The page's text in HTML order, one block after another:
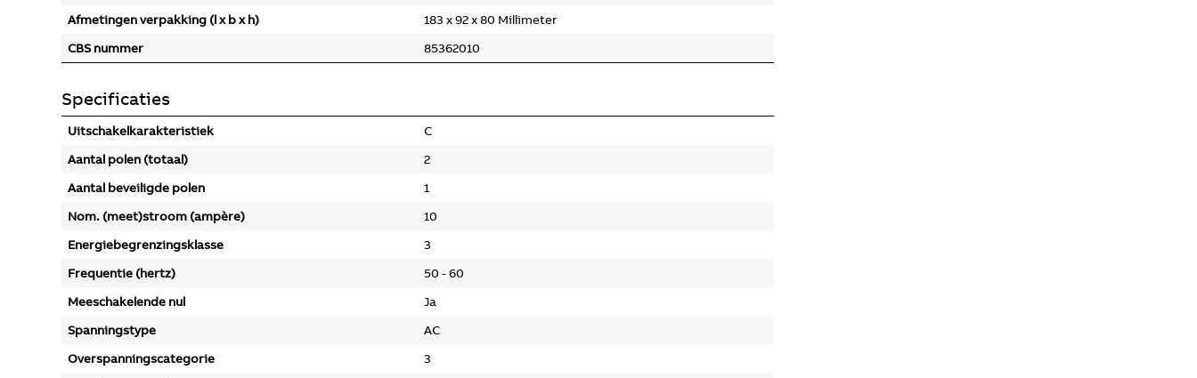
Afmetingen verpakking (l x b x h)
183 x 92 x 80 Millimeter
CBS nummer
85362010
Specificaties
Uitschakelkarakteristiek
C
Aantal polen (totaal)
2
Aantal beveiligde polen
1
Nom. (meet)stroom (ampère)
10
Energiebegrenzingsklasse
3
Frequentie (hertz)
50 - 60
Meeschakelende nul
Ja
Spanningstype
AC
Overspanningscategorie
3